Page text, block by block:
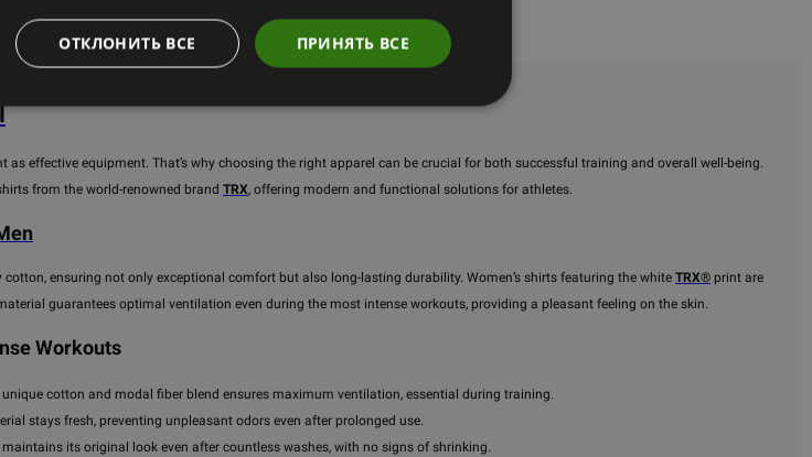
effective equipment. That’s why choosing the right apparel can be crucial for both successful training and overall well-being.
from the world-renowned brand TRX, offering modern and functional solutions for athletes.
ensuring not only exceptional comfort but also long-lasting durability. Women’s shirts featuring the white TRX® print are
guarantees optimal ventilation even during the most intense workouts, providing a pleasant feeling on the skin.
Workouts
unique cotton and modal fiber blend ensures maximum ventilation, essential during training.
stays fresh, preventing unpleasant odors even after prolonged use.
its original look even after countless washes, with no signs of shrinking.
ПРИНЯТЬ ВСЕ
ОТКЛОНИТЬ ВСЕ